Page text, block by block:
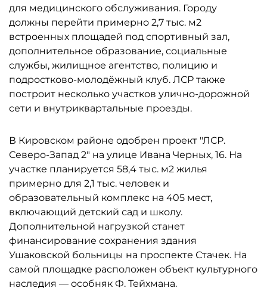
для медицинского обслуживания. Городу
должны перейти примерно 2,7 тыс. м2
встроенных площадей под спортивный зал,
дополнительное образование, социальные
службы, жилищное агентство, полицию и
подростково-молодёжный клуб. ЛСР также
построит несколько участков улично-дорожной
сети и внутриквартальные проезды.
В Кировском районе одобрен проект "ЛСР.
Северо-Запад 2" на улице Ивана Черных, 16. На
участке планируется 58,4 тыс. м2 жилья
примерно для 2,1 тыс. человек и
образовательный комплекс на 405 мест,
включающий детский сад и школу.
Дополнительной нагрузкой станет
финансирование сохранения здания
Ушаковской больницы на проспекте Стачек. На
самой площадке расположен объект культурного
наследия — особняк Ф. Тейхмана.